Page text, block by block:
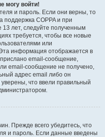
могу войти!
и пароль. Если они верны, то
поддержка COPPA и при
13 лет, следуйте полученным
требуется, чтобы все новые
или
информация отображается в
email-сообщение,
email-сообщение не получено,
адрес email либо он
что ввели правильный
Прежде всего убедитесь, что
и пароль. Если данные введены